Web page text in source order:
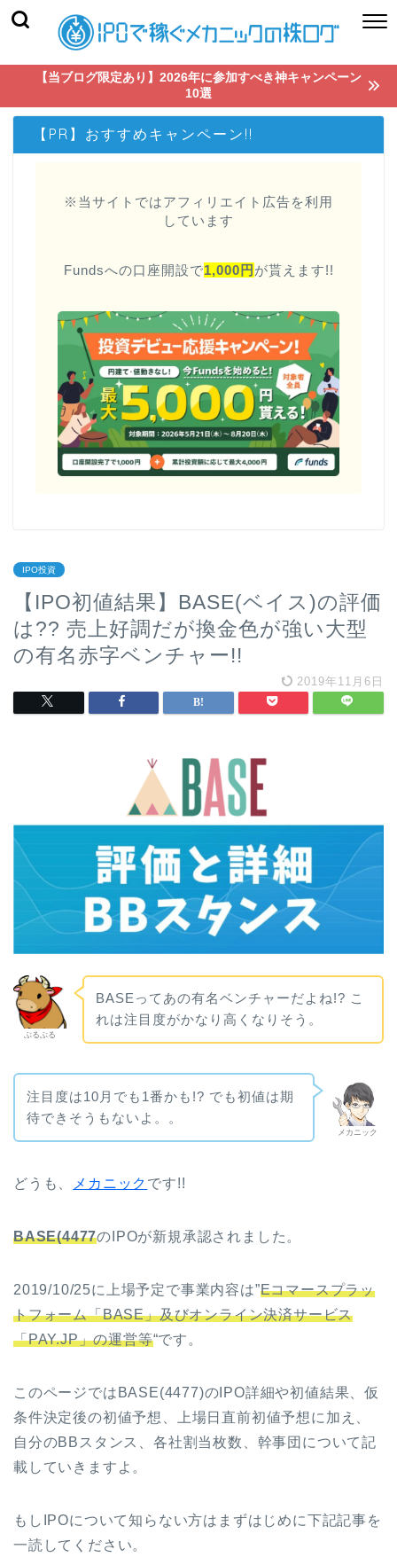
【当ブログ限定あり】2026年に参加すべき神キャンペーン
10選
【PR】おすすめキャンペーン!!
※当サイトではアフィリエイト広告を利用
しています
Fundsへの口座開設で1,000円 が貰えます!!
IPO投資
【IPO初値結果】BASE(ベイス)の評価
は?? 売上好調だが換金色が強い大型
の有名赤字ベンチャー!!
2019年11月6日
ぶるぶる
BASEってあの有名ベンチャーだよね!? こ
れは注目度がかなり高くなりそう。
メカニック
注目度は10月でも1番かも!? でも初値は期
待できそうもないよ。。
どうも、 メカニック です!!
BASE(4477のIPOが新規承認されました。
2019/10/25に上場予定で事業内容は”Eコマースプラッ
トフォーム「BASE」及びオンライン決済サービス
「PAY.JP」の運営等“です。
このページではBASE(4477)のIPO詳細や初値結果、仮
条件決定後の初値予想、上場日直前初値予想に加え、
自分のBBスタンス、各社割当枚数、幹事団について記
載していきますよ。
もしIPOについて知らない方はまずはじめに下記記事を
一読してください。